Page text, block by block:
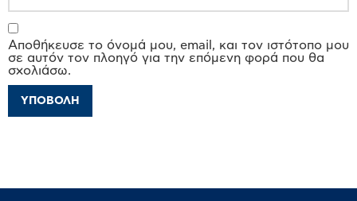
Αποθήκευσε το όνομά μου, email, και τον ιστότοπο μου
σε αυτόν τον πλοηγό για την επόμενη φορά που θα
σχολιάσω.